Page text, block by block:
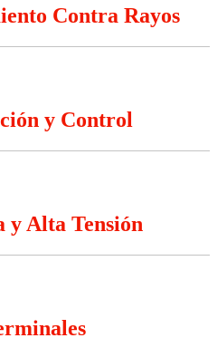
Contra Rayos
y Control
y Alta Tensión